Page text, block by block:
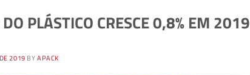
PLÁSTICO CRESCE 0,8% EM 2019
2019 BYAPACK